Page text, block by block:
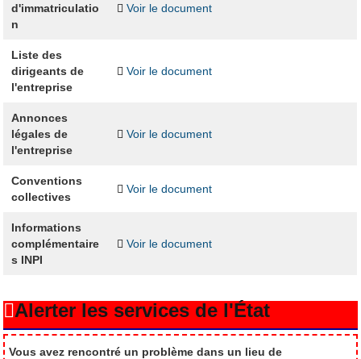
d'immatriculatio
n
Voir le document
Liste des
dirigeants de
l'entreprise
Voir le document
Annonces
légales de
l'entreprise
Voir le document
Conventions
collectives
Voir le document
Informations
complémentaire
s INPI
Voir le document
Alerter les services de l'État
Vous avez rencontré un problème dans un lieu de